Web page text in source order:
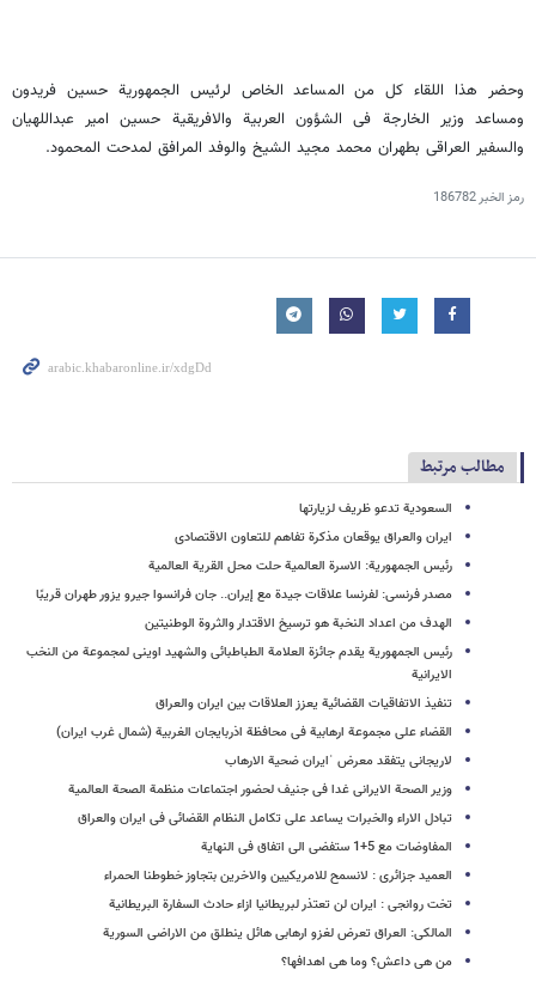
وحضر هذا اللقاء کل من المساعد الخاص لرئیس الجمهوریة حسین فریدون
ومساعد وزیر الخارجة فی الشؤون العربیة والافریقیة حسین امیر عبداللهیان
والسفیر العراقی بطهران محمد مجید الشیخ والوفد المرافق لمدحت المحمود.
رمز الخبر186782
مطالب مرتبط
السعودیة تدعو ظریف لزیارتها
ایران والعراق یوقعان مذکرة تفاهم للتعاون الاقتصادی
رئیس الجمهوریة: الاسرة العالمیة حلت محل القریة العالمیة
مصدر فرنسی: لفرنسا علاقات جیدة مع إیران.. جان فرانسوا جیرو یزور طهران قریبًا
الهدف من اعداد النخبة هو ترسیخ الاقتدار والثروة الوطنیتین
رئیس الجمهوریة یقدم جائزة العلامة الطباطبائی والشهید اوینی لمجموعة من النخب
الایرانیة
تنفیذ الاتفاقیات القضائیة یعزز العلاقات بین ایران والعراق
القضاء علی مجموعة ارهابیة فی محافظة اذربایجان الغربیة (شمال غرب ایران)
لاریجانی یتفقد معرض ˈایران ضحیة الارهاب
وزیر الصحة الایرانی غدا فی جنیف لحضور اجتماعات منظمة الصحة العالمیة
تبادل الاراء والخبرات یساعد علی تکامل النظام القضائی فی ایران والعراق
المفاوضات مع 5+1 ستفضی الی اتفاق فی النهایة
العمید جزائری : لانسمح للامریکیین والاخرین بتجاوز خطوطنا الحمراء
تخت روانجی : ایران لن تعتذر لبریطانیا ازاء حادث السفارة البریطانیة
المالکی: العراق تعرض لغزو ارهابی هائل ینطلق من الاراضی السوریة
من هی داعش؟ وما هی اهدافها؟